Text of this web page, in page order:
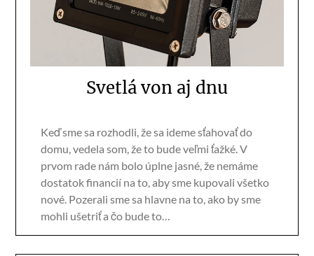
Svetlá von aj dnu
Keď sme sa rozhodli, že sa ideme sťahovať do
domu, vedela som, že to bude veľmi ťažké. V
prvom rade nám bolo úplne jasné, že nemáme
dostatok financií na to, aby sme kupovali všetko
nové. Pozerali sme sa hlavne na to, ako by sme
mohli ušetriť a čo bude to…